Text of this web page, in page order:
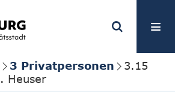
3 Privatpersonen
3.15
Heuser